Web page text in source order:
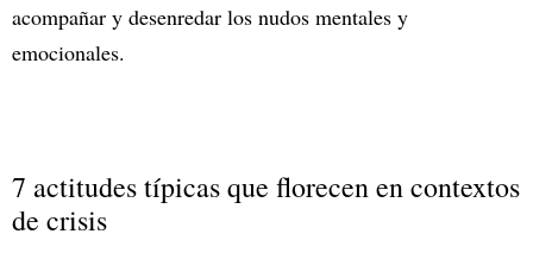
acompañar y desenredar los nudos mentales y
emocionales.
7 actitudes típicas que florecen en contextos
de crisis